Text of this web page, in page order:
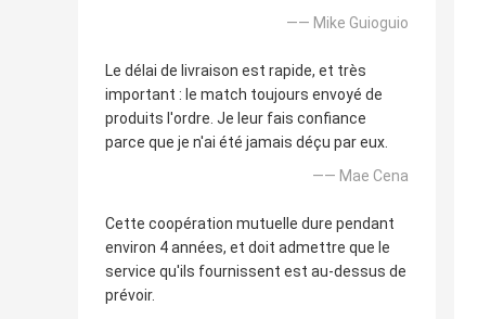
—— Mike Guioguio
Le délai de livraison est rapide, et très
important : le match toujours envoyé de
produits l'ordre. Je leur fais confiance
parce que je n'ai été jamais déçu par eux.
—— Mae Cena
Cette coopération mutuelle dure pendant
environ 4 années, et doit admettre que le
service qu'ils fournissent est au-dessus de
prévoir.